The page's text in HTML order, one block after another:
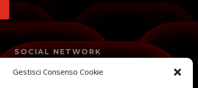
Gestisci Consenso Cookie
SOCIAL NETWORK